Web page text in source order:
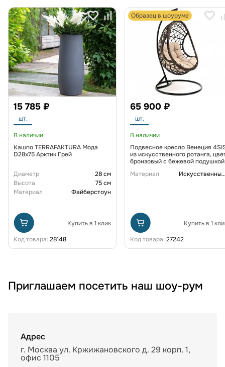
15 785 ₽
шт.
В наличии
Кашпо TERRAFAKTURA Мода
D28x75 Арктик Грей
Диаметр
28 см
Высота
75 см
Материал
Файберстоун
Купить в 1 клик
Код товара: 28148
Образец в шоуруме
65 900 ₽
шт.
В наличии
Подвесное кресло Венеция
из искусственного ротанга,
бронзовый с бежевой подушкой
Материал
Искусственный ротанг
Купить в 1
Код товара: 27242
Приглашаем посетить наш шоу-рум
Адрес
г. Москва ул. Кржижановского д. 29 корп. 1,
офис 1105